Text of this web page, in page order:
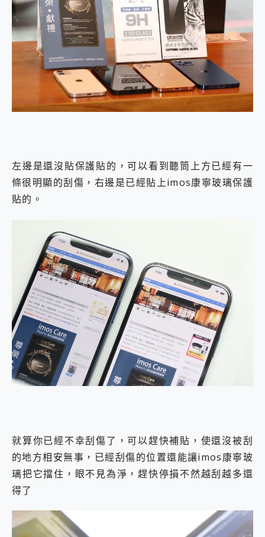
左邊是還沒貼保護貼的，可以看到聽筒上方已經有一
條很明顯的刮傷，右邊是已經貼上imos康寧玻璃保護
貼的。
就算你已經不幸刮傷了，可以趕快補貼，使還沒被刮
的地方相安無事，已經刮傷的位置還能讓imos康寧玻
璃把它擋住，眼不見為淨，趕快停損不然越刮越多還
得了